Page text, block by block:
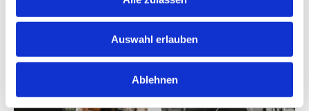
Auswahl erlauben
Ablehnen